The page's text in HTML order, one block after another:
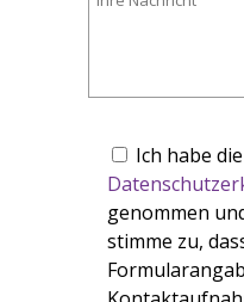
dieses
Ich habe die
genommen
stimme zu,